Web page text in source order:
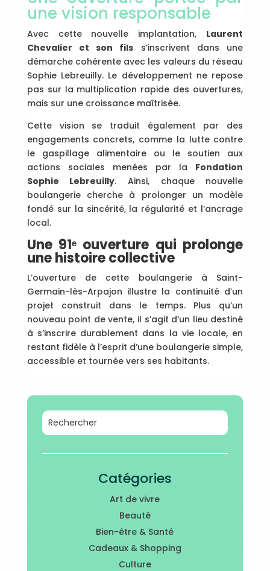
une vision responsable
Avec cette nouvelle implantation, Laurent
Chevalier et son fils s’inscrivent dans une
démarche cohérente avec les valeurs du réseau
Sophie Lebreuilly. Le développement ne repose
pas sur la multiplication rapide des ouvertures,
mais sur une croissance maîtrisée.
Cette vision se traduit également par des
engagements concrets, comme la lutte contre
le gaspillage alimentaire ou le soutien aux
actions sociales menées par la Fondation
Sophie Lebreuilly. Ainsi, chaque nouvelle
boulangerie cherche à prolonger un modèle
fondé sur la sincérité, la régularité et l’ancrage
local.
Une 91ᵉ ouverture qui prolonge
une histoire collective
L’ouverture de cette boulangerie à Saint-
Germain-lès-Arpajon illustre la continuité d’un
projet construit dans le temps. Plus qu’un
nouveau point de vente, il s’agit d’un lieu destiné
à s’inscrire durablement dans la vie locale, en
restant fidèle à l’esprit d’une boulangerie simple,
accessible et tournée vers ses habitants.
Catégories
Art de vivre
Beauté
Bien-être & Santé
Cadeaux & Shopping
Culture